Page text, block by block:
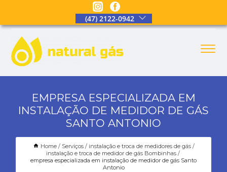
(47) 2122-0942
EMPRESA ESPECIALIZADA EM
INSTALAÇÃO DE MEDIDOR DE GÁS
SANTO ANTONIO
Home Serviços
instalação e troca de medidores de gás
instalação e troca de medidor de gás Bombinhas
empresa especializada em instalação de medidor de gás Santo
Antonio